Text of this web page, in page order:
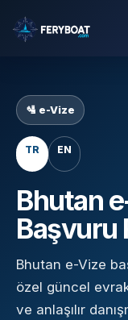
🛂 e-Vize
TR EN
Bhutan
Başvuru
Bhutan e-Vize
özel güncel
ve anlaşılır